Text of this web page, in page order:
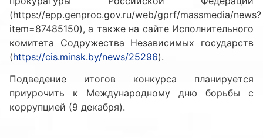
(https://epp.genproc.gov.ru/web/gprf/massmedia/news?
item=87485150), а также на сайте Исполнительного
комитета Содружества Независимых государств
(https://cis.minsk.by/news/25296).
Подведение итогов конкурса планируется
приурочить к Международному дню борьбы с
коррупцией (9 декабря).